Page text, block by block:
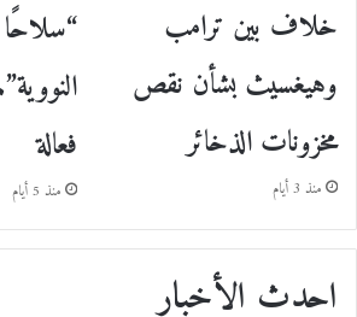
خلاف بين ترامب
وهيغسيث بشأن نقص
مخزونات الذخائر
منذ 3 أيام
“سلاحًا
فعالة
منذ 5 أيام
احدث الأخبار